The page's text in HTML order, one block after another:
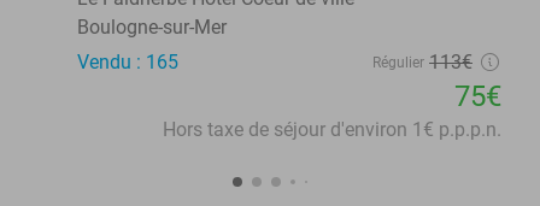
Boulogne-sur-Mer
Vendu : 165
Régulier 113€
75€
Hors taxe de séjour d'environ 1€ p.p.p.n.